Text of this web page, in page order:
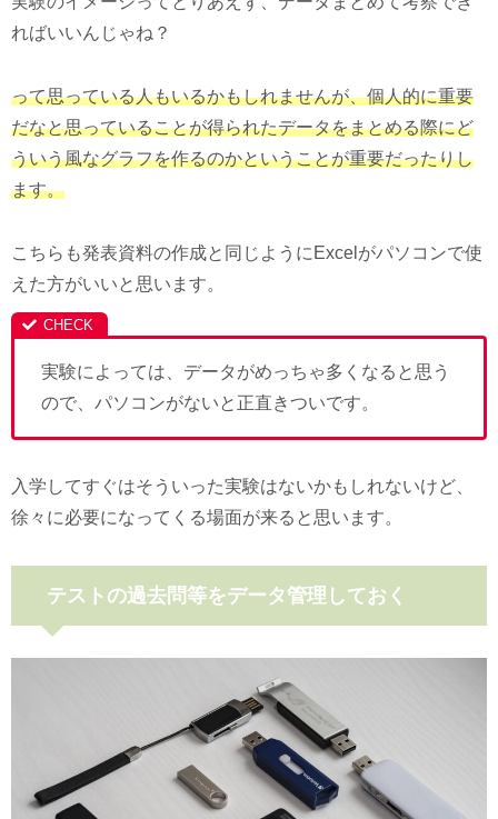
ればいいんじゃね？
って思っている人もいるかもしれませんが、個人的に重要
だなと思っていることが得られたデータをまとめる際にど
ういう風なグラフを作るのかということが重要だったりし
ます。
こちらも発表資料の作成と同じようにExcelがパソコンで使
えた方がいいと思います。
実験によっては、データがめっちゃ多くなると思う
ので、パソコンがないと正直きついです。
入学してすぐはそういった実験はないかもしれないけど、
徐々に必要になってくる場面が来ると思います。
テストの過去問等をデータ管理しておく